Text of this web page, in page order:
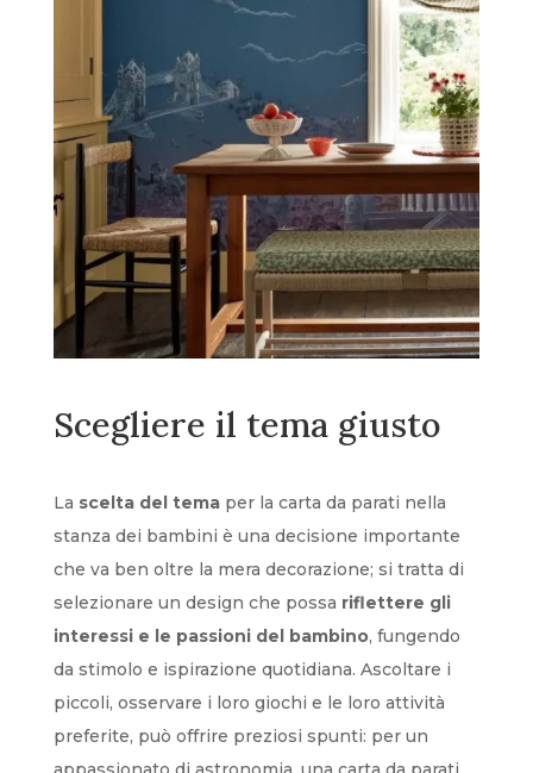
Scegliere il tema giusto
La scelta del temaper la carta da parati nella
stanza dei bambini è una decisione importante
che va ben oltre la mera decorazione; si tratta di
selezionare un design che possa riflettere gli
interessi e le passioni del bambino, fungendo
da stimolo e ispirazione quotidiana. Ascoltare i
piccoli, osservare i loro giochi e le loro attività
preferite, può offrire preziosi spunti: per un